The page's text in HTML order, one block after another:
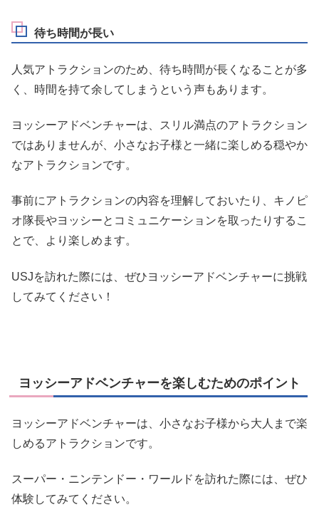
待ち時間が長い
人気アトラクションのため、待ち時間が長くなることが多
く、時間を持て余してしまうという声もあります。
ヨッシーアドベンチャーは、スリル満点のアトラクション
ではありませんが、小さなお子様と一緒に楽しめる穏やか
なアトラクションです。
事前にアトラクションの内容を理解しておいたり、キノピ
オ隊長やヨッシーとコミュニケーションを取ったりするこ
とで、より楽しめます。
USJを訪れた際には、ぜひヨッシーアドベンチャーに挑戦
してみてください！
ヨッシーアドベンチャーを楽しむためのポイント
ヨッシーアドベンチャーは、小さなお子様から大人まで楽
しめるアトラクションです。
スーパー・ニンテンドー・ワールドを訪れた際には、ぜひ
体験してみてください。